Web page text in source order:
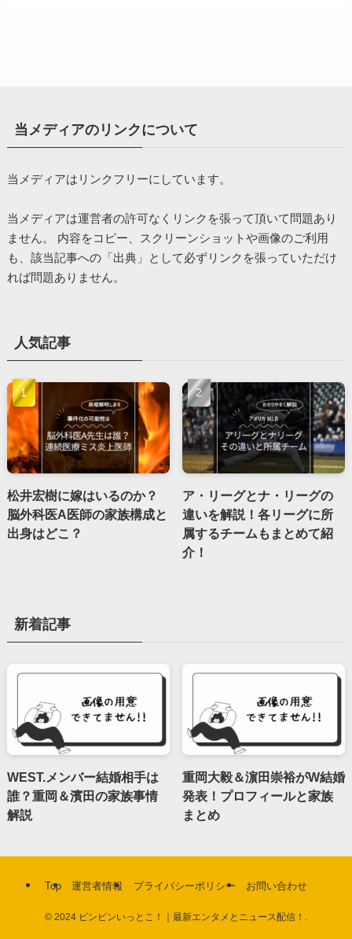
当メディアのリンクについて
当メディアはリンクフリーにしています。
当メディアは運営者の許可なくリンクを張って頂いて問題あり
ません。 内容をコピー、スクリーンショットや画像のご利用
も、該当記事への「出典」として必ずリンクを張っていただけ
れば問題ありません。
人気記事
松井宏樹に嫁はいるのか？
脳外科医A医師の家族構成と
出身はどこ？
ア・リーグとナ・リーグの
違いを解説！各リーグに所
属するチームもまとめて紹
介！
新着記事
WEST.メンバー結婚相手は
誰？重岡＆濱田の家族事情
解説
重岡大毅＆濵田崇裕がW結婚
発表！プロフィールと家族
まとめ
Top 運営者情報 プライバシーポリシー お問い合わせ
© 2024 ビンビンいっとこ！｜最新エンタメとニュース配信！.